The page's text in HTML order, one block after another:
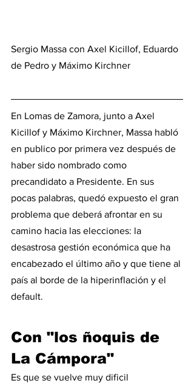
Sergio Massa con Axel Kicillof, Eduardo
de Pedro y Máximo Kirchner
En Lomas de Zamora, junto a Axel
Kicillof y Máximo Kirchner, Massa habló
en publico por primera vez después de
haber sido nombrado como
precandidato a Presidente. En sus
pocas palabras, quedó expuesto el gran
problema que deberá afrontar en su
camino hacia las elecciones: la
desastrosa gestión económica que ha
encabezado el último año y que tiene al
país al borde de la hiperinflación y el
default.
Con "los ñoquis de
La Cámpora"
Es que se vuelve muy dificil